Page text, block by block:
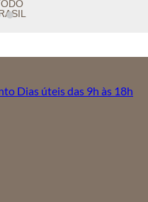
Dias úteis das 9h às 18h